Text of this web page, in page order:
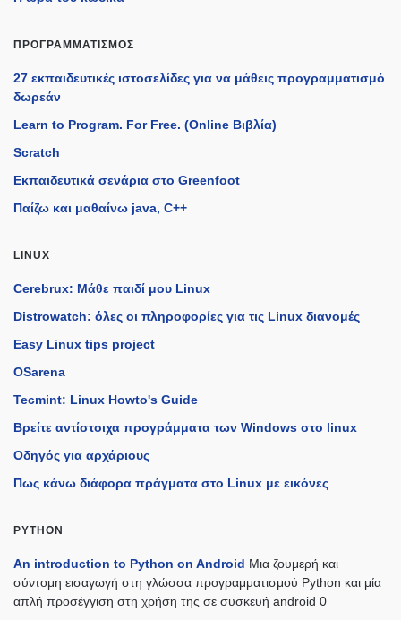
ΠΡΟΓΡΑΜΜΑΤΙΣΜΌΣ
27 εκπαιδευτικές ιστοσελίδες για να μάθεις προγραμματισμό
δωρεάν
Learn to Program. For Free. (Online Βιβλία)
Scratch
Εκπαιδευτικά σενάρια στο Greenfoot
Παίζω και μαθαίνω java, C++
LINUX
Cerebrux: Μάθε παιδί μου Linux
Distrowatch: όλες οι πληροφορίες για τις Linux διανομές
Easy Linux tips project
OSarena
Tecmint: Linux Howto's Guide
Βρείτε αντίστοιχα προγράμματα των Windows στο linux
Οδηγός για αρχάριους
Πως κάνω διάφορα πράγματα στο Linux με εικόνες
PYTHON
An introduction to Python on Android Μια ζουμερή και
σύντομη εισαγωγή στη γλώσσα προγραμματισμού Python και μία
απλή προσέγγιση στη χρήση της σε συσκευή android 0